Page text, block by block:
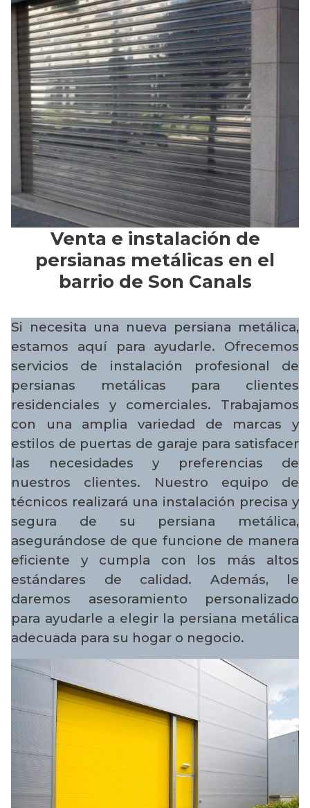
Venta e instalación de
persianas metálicas en el
barrio de Son Canals
Si necesita una nueva persiana metálica,
estamos aquí para ayudarle. Ofrecemos
servicios de instalación profesional de
persianas metálicas para clientes
residenciales y comerciales. Trabajamos
con una amplia variedad de marcas y
estilos de puertas de garaje para satisfacer
las necesidades y preferencias de
nuestros clientes. Nuestro equipo de
técnicos realizará una instalación precisa y
segura de su persiana metálica,
asegurándose de que funcione de manera
eficiente y cumpla con los más altos
estándares de calidad. Además, le
daremos asesoramiento personalizado
para ayudarle a elegir la persiana metálica
adecuada para su hogar o negocio.